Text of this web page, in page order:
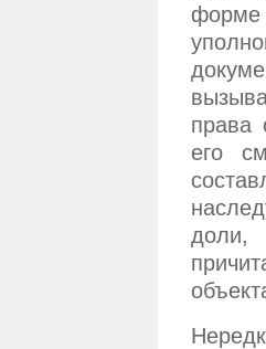
форме
права
его